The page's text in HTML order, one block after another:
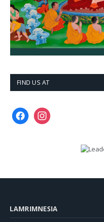
FIND US AT
facebookinstagram
LAMRIMNESIA